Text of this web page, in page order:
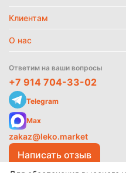
Температурный режим
Найти похожие
Клиентам
О нас
Ответим на ваши вопросы
+7 914 704-33-02
Telegram
Max
zakaz@leko.market
Написать отзыв